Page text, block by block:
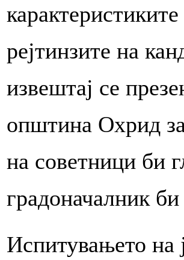
рејтинзите на
извештај се
општина Охрид за
на советници би
градоначалник би
Испитувањето на